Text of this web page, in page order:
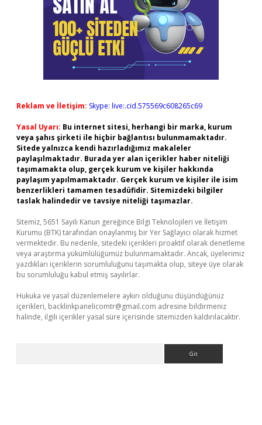
Reklam ve İletişim: Skype: live:.cid.575569c608265c69
Yasal Uyarı: Bu internet sitesi, herhangi bir marka, kurum
veya şahıs şirketi ile hiçbir bağlantısı bulunmamaktadır.
Sitede yalnızca kendi hazırladığımız makaleler
paylaşılmaktadır. Burada yer alan içerikler haber niteliği
taşımamakta olup, gerçek kurum ve kişiler hakkında
paylaşım yapılmamaktadır. Gerçek kurum ve kişiler ile isim
benzerlikleri tamamen tesadüfidir. Sitemizdeki bilgiler
taslak halindedir ve tavsiye niteliği taşımazlar.
Sitemiz, 5651 Sayılı Kanun gereğince Bilgi Teknolojileri ve İletişim
Kurumu (BTK) tarafından onaylanmış bir Yer Sağlayıcı olarak hizmet
vermektedir. Bu nedenle, sitedeki içerikleri proaktif olarak denetleme
veya araştırma yükümlülüğümüz bulunmamaktadır. Ancak, üyelerimiz
yazdıkları içeriklerin sorumluluğunu taşımakta olup, siteye üye olarak
bu sorumluluğu kabul etmiş sayılırlar.
Hukuka ve yasal düzenlemelere aykırı olduğunu düşündüğünüz
içerikleri, backlinkpanelicomtr@gmail.com adresine bildirmeniz
halinde, ilgili içerikler yasal süre içerisinde sitemizden kaldırılacaktır.